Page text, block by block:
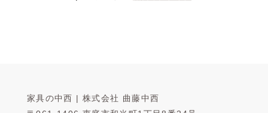
家具の中西 | 株式会社 曲藤中西